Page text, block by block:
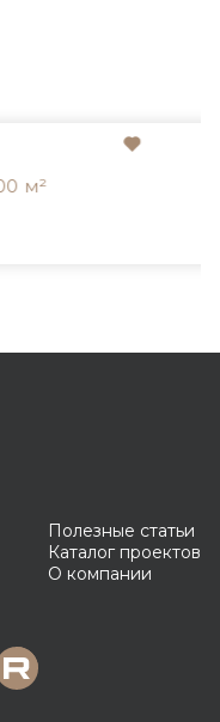
Полезные статьи
Каталог проектов
О компании